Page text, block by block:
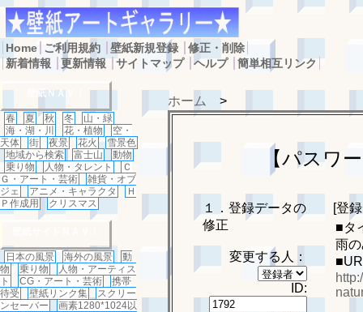
Home ご利用規約 壁紙新規登録
修正・削除
新着情報
更新情報 サイトマップ ヘルプ 簡単相互リンク
壁紙ＮＡＶＩ
春 夏 秋 冬
山・緑
海・湖・川
花・植物
空・
天体
街 夜景 花火
雪景色
地域から検索
富士山
動物
乗り物
人物・タレント
Ｃ
Ｇ・アート・芸術
雑貨・オブ
ジェ
アニメ・キャラクタ
Ｈ
Ｐ作成用
クリスマス
日本の風景 海外の風景
動
物
乗り物
人物・アーティス
ト
CG・アート・芸術
携帯
待受
壁紙リンク集
スクリー
ンセーバー
画素1280*1024以
ホーム >
【パスワ
１．登録データの
修正
変更する人：
ID:
[登
■タ
雨